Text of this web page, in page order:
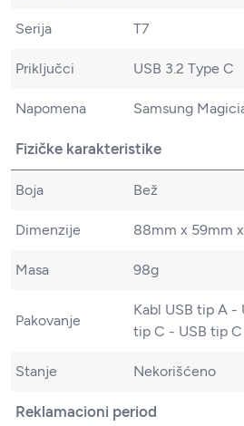
Serija T7
Priključci USB 3.2 Type C
Napomena Samsung
Fizičke karakteristike
Boja Bež
Dimenzije 88mm x 59mm
Masa 98g
Pakovanje
Kabl USB tip A -
tip C - USB tip C
Stanje Nekorišćeno
Reklamacioni period